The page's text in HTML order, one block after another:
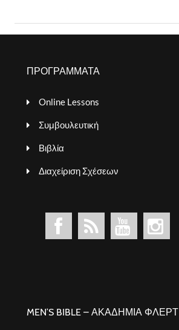
ΠΡΟΓΡΑΜΜΑΤΑ
Online Lessons
Συμβουλευτική
Βιβλία
Διαχείριση Σχέσεων
MEN’S BIBLE – ΑΚΑΔΗΜΙΑ ΦΛΕΡΤ